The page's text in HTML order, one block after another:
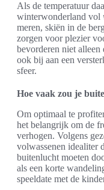
Als de temperatuur
winterwonderland vol
meren, skiën in de
zorgen voor plezier
bevorderen niet alleen
ook bij aan een
sfeer.
Hoe vaak zou je
Om optimaal te
het belangrijk om de
verhogen. Volgens
volwassenen idealiter
buitenlucht moeten
als een korte
speeldate met de